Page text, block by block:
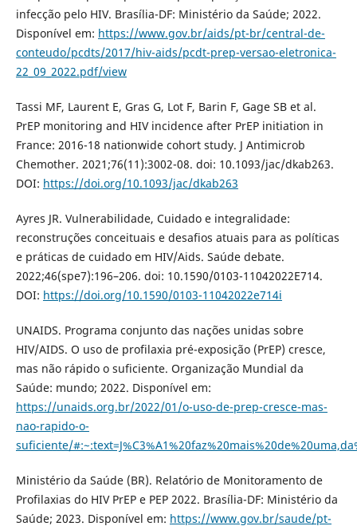
infecção pelo HIV. Brasília-DF: Ministério da Saúde; 2022.
Disponível em: https://www.gov.br/aids/pt-br/central-de-
conteudo/pcdts/2017/hiv-aids/pcdt-prep-versao-eletronica-
22_09_2022.pdf/view
Tassi MF, Laurent E, Gras G, Lot F, Barin F, Gage SB et al.
PrEP monitoring and HIV incidence after PrEP initiation in
France: 2016-18 nationwide cohort study. J Antimicrob
Chemother. 2021;76(11):3002-08. doi: 10.1093/jac/dkab263.
DOI: https://doi.org/10.1093/jac/dkab263
Ayres JR. Vulnerabilidade, Cuidado e integralidade:
reconstruções conceituais e desafios atuais para as políticas
e práticas de cuidado em HIV/Aids. Saúde debate.
2022;46(spe7):196–206. doi: 10.1590/0103-11042022E714.
DOI: https://doi.org/10.1590/0103-11042022e714i
UNAIDS. Programa conjunto das nações unidas sobre
HIV/AIDS. O uso de profilaxia pré-exposição (PrEP) cresce,
mas não rápido o suficiente. Organização Mundial da
Saúde: mundo; 2022. Disponível em:
https://unaids.org.br/2022/01/o-uso-de-prep-cresce-mas-
nao-rapido-o-
suficiente/
Ministério da Saúde (BR). Relatório de Monitoramento de
Profilaxias do HIV PrEP e PEP 2022. Brasília-DF: Ministério da
Saúde; 2023. Disponível em: https://www.gov.br/saude/pt-